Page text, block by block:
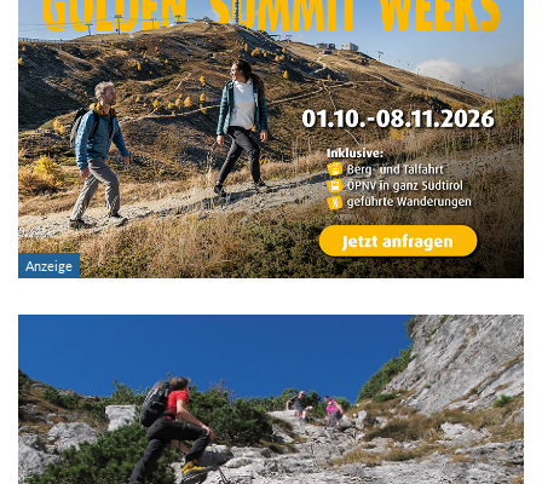
Region:
Gebirge:
Art der Tour:
Kondition (Tourdauer):
von
bis